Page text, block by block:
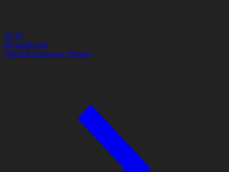
16:10
Мультфильм
Дисней ұсынады: Моана